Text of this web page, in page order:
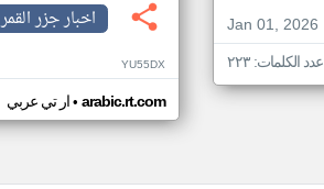
Jan 01, 2026
عدد الكلمات: ٢٢٣
اخبار جزر القمر
YU55DX
ار تي عربي• arabic.rt.com